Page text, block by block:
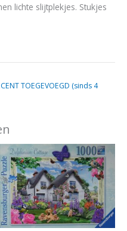
lichte slijtplekjes. Stukjes
TOEGEVOEGD (sinds 4